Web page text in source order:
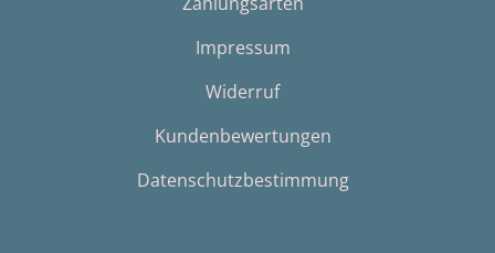
Impressum
Widerruf
Kundenbewertungen
Datenschutzbestimmung